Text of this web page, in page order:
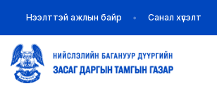
Нээлттэй ажлын байр Санал хүсэлт